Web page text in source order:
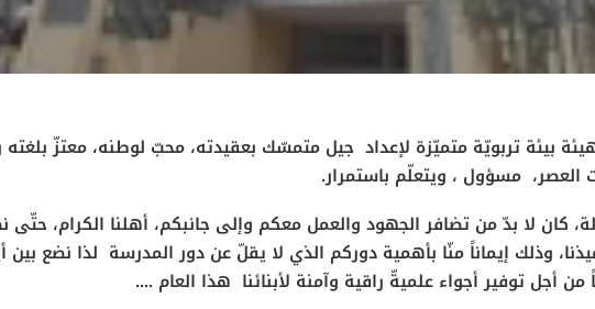
بيئة تربويّة متميّزة لإعداد جيل متمسّك بعقيدته، محبّ لوطنه، معتزّ بلغته
العصر، مسؤول ، ويتعلّم باستمرار.
كان لا بدّ من تضافر الجهود والعمل معكم وإلى جانبكم، أهلنا الكرام،
وذلك إيماناً منّا بأهمية دوركم الذي لا يقلّ عن دور المدرسة لذا نضع
من أجل توفير أجواء علميةّ راقية وآمنة لأبنائنا هذا العام ....